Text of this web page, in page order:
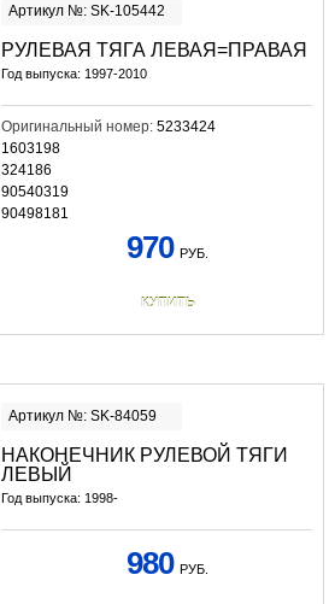
Артикул №: SK-105442
РУЛЕВАЯ ТЯГА ЛЕВАЯ=ПРАВАЯ
Год выпуска: 1997-2010
Оригинальный номер: 5233424
1603198
324186
90540319
90498181
970 РУБ.
КУПИТЬ
Артикул №: SK-84059
НАКОНЕЧНИК РУЛЕВОЙ ТЯГИ
ЛЕВЫЙ
Год выпуска: 1998-
980 РУБ.